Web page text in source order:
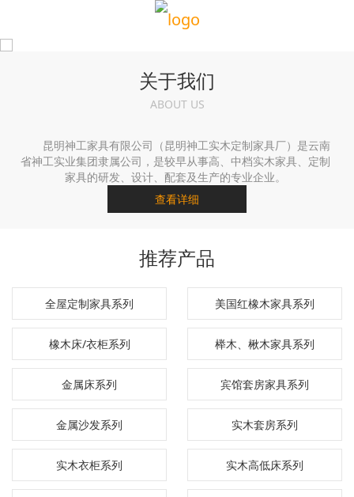
关于我们
ABOUT US
昆明神工家具有限公司（昆明神工实木定制家具厂）是云南
省神工实业集团隶属公司，是较早从事高、中档实木家具、定制
家具的研发、设计、配套及生产的专业企业。
查看详细
推荐产品
全屋定制家具系列 美国红橡木家具系列
橡木床/衣柜系列 榉木、楸木家具系列
金属床系列 宾馆套房家具系列
金属沙发系列 实木套房系列
实木衣柜系列 实木高低床系列